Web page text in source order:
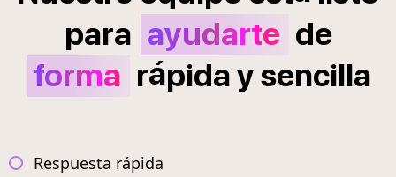
para ayudarte de
forma rápidaysencilla
Respuesta rápida